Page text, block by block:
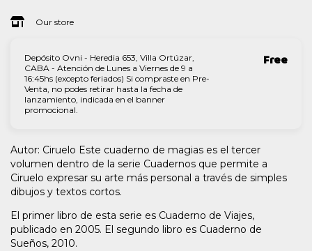
Our store
Depósito Ovni - Heredia 653, Villa Ortúzar,
CABA - Atención de Lunes a Viernes de 9 a
16:45hs (excepto feriados) Si compraste en Pre-
Venta, no podes retirar hasta la fecha de
lanzamiento, indicada en el banner
promocional.
Free
Autor: Ciruelo Este cuaderno de magias es el tercer
volumen dentro de la serie Cuadernos que permite a
Ciruelo expresar su arte más personal a través de simples
dibujos y textos cortos.
El primer libro de esta serie es Cuaderno de Viajes,
publicado en 2005. El segundo libro es Cuaderno de
Sueños, 2010.